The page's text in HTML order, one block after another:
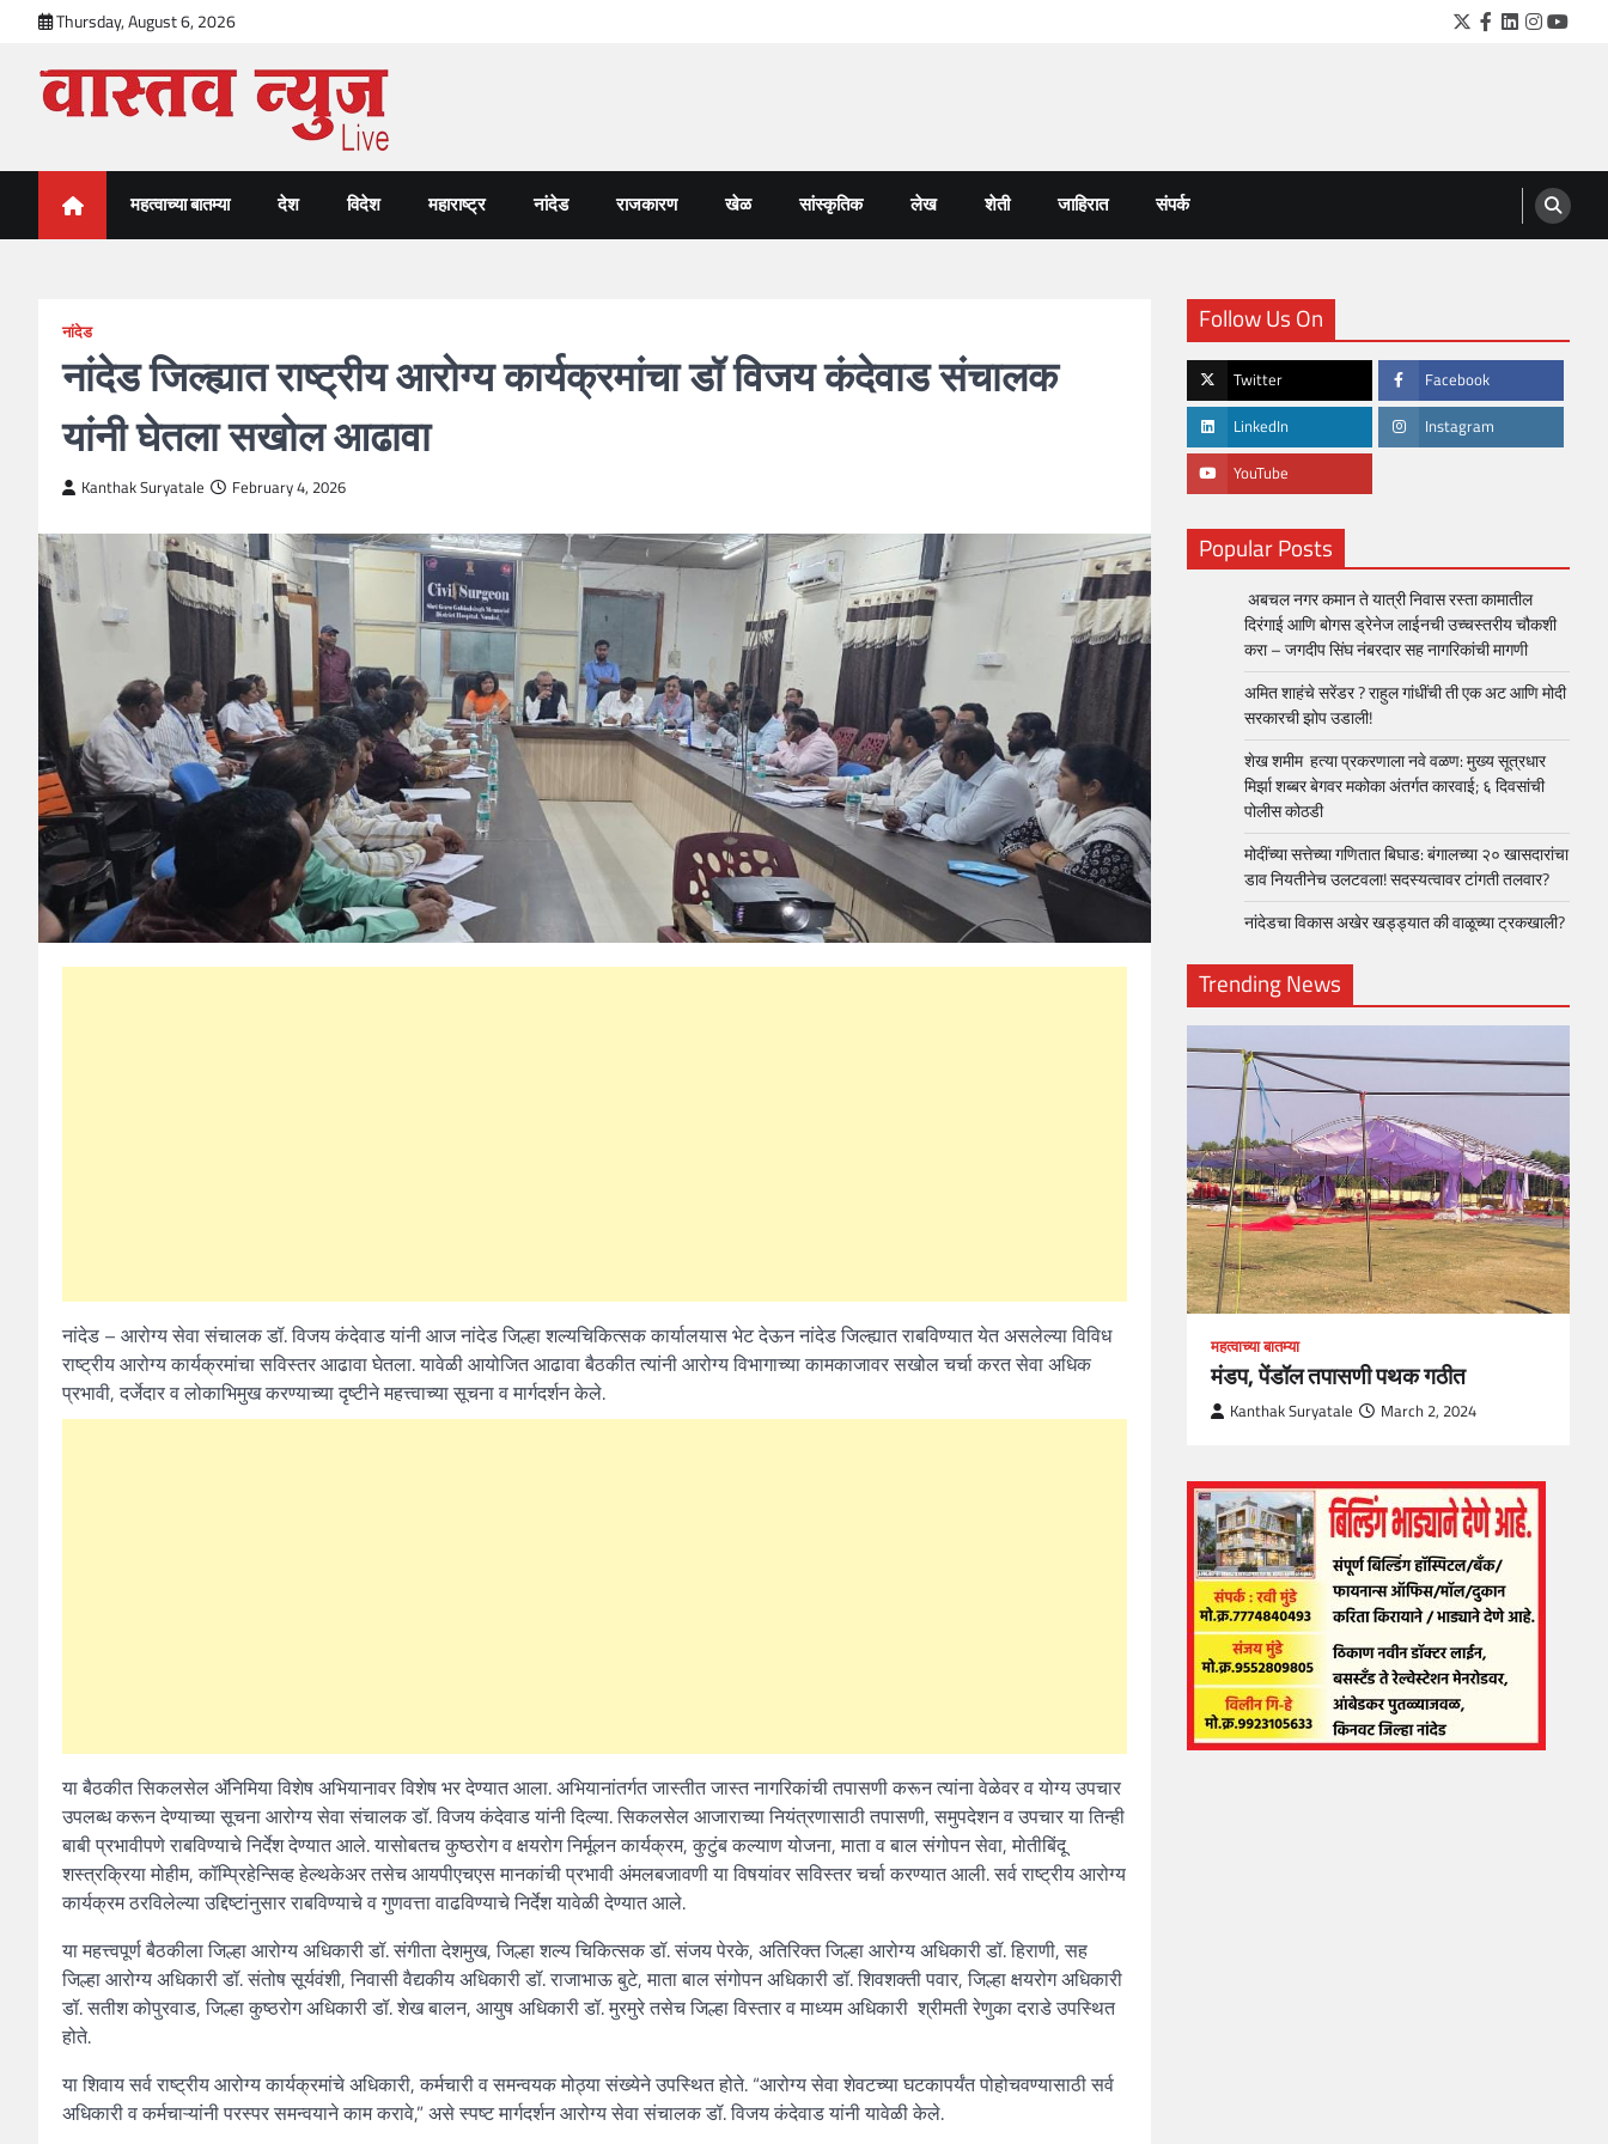
content
Thursday, August 6, 2026 Twitter
Facebook
LinkedIn
VastavNEWSLive.com
महत्वाच्या बातम्या देश विदेश महाराष्ट्र नांदेड राजकारण खेळ सांस्कृतिक लेख शेती जाहिरात संपर्क
नांदेड
नांदेड जिल्ह्यात राष्ट्रीय आरोग्य कार्यक्रमांचा डॉ विजय कंदेवाड संचालक
यांनी घेतला सखोल आढावा
Kanthak Suryatale February 4, 2026
नांदेड – आरोग्य सेवा संचालक डॉ. विजय कंदेवाड यांनी आज नांदेड जिल्हा शल्यचिकित्सक कार्यालयास भेट देऊन नांदेड जिल्ह्यात राबविण्यात येत असलेल्या विविध
राष्ट्रीय आरोग्य कार्यक्रमांचा सविस्तर आढावा घेतला. यावेळी आयोजित आढावा बैठकीत त्यांनी आरोग्य विभागाच्या कामकाजावर सखोल चर्चा करत सेवा अधिक
प्रभावी, दर्जेदार व लोकाभिमुख करण्याच्या दृष्टीने महत्त्वाच्या सूचना व मार्गदर्शन केले.
या बैठकीत सिकलसेल अ‍ॅनिमिया विशेष अभियानावर विशेष भर देण्यात आला. अभियानांतर्गत जास्तीत जास्त नागरिकांची तपासणी करून त्यांना वेळेवर व योग्य उपचार
उपलब्ध करून देण्याच्या सूचना आरोग्य सेवा संचालक डॉ. विजय कंदेवाड यांनी दिल्या. सिकलसेल आजाराच्या नियंत्रणासाठी तपासणी, समुपदेशन व उपचार या तिन्ही
बाबी प्रभावीपणे राबविण्याचे निर्देश देण्यात आले. यासोबतच कुष्ठरोग व क्षयरोग निर्मूलन कार्यक्रम, कुटुंब कल्याण योजना, माता व बाल संगोपन सेवा, मोतीबिंदू
शस्त्रक्रिया मोहीम, कॉम्प्रिहेन्सिव्ह हेल्थकेअर तसेच आयपीएचएस मानकांची प्रभावी अंमलबजावणी या विषयांवर सविस्तर चर्चा करण्यात आली. सर्व राष्ट्रीय आरोग्य
कार्यक्रम ठरविलेल्या उद्दिष्टांनुसार राबविण्याचे व गुणवत्ता वाढविण्याचे निर्देश यावेळी देण्यात आले.
या महत्त्वपूर्ण बैठकीला जिल्हा आरोग्य अधिकारी डॉ. संगीता देशमुख, जिल्हा शल्य चिकित्सक डॉ. संजय पेरके, अतिरिक्त जिल्हा आरोग्य अधिकारी डॉ. हिराणी, सह
जिल्हा आरोग्य अधिकारी डॉ. संतोष सूर्यवंशी, निवासी वैद्यकीय अधिकारी डॉ. राजाभाऊ बुटे, माता बाल संगोपन अधिकारी डॉ. शिवशक्ती पवार, जिल्हा क्षयरोग अधिकारी
डॉ. सतीश कोपुरवाड, जिल्हा कुष्ठरोग अधिकारी डॉ. शेख बालन, आयुष अधिकारी डॉ. मुरमुरे तसेच जिल्हा विस्तार व माध्यम अधिकारी श्रीमती रेणुका दराडे उपस्थित
होते.
या शिवाय सर्व राष्ट्रीय आरोग्य कार्यक्रमांचे अधिकारी, कर्मचारी व समन्वयक मोठ्या संख्येने उपस्थित होते. “आरोग्य सेवा शेवटच्या घटकापर्यंत पोहोचवण्यासाठी सर्व
अधिकारी व कर्मचाऱ्यांनी परस्पर समन्वयाने काम करावे,” असे स्पष्ट मार्गदर्शन आरोग्य सेवा संचालक डॉ. विजय कंदेवाड यांनी यावेळी केले.
Follow Us On
Twitter Facebook
LinkedIn Instagram
YouTube
Popular Posts
अबचल नगर कमान ते यात्री निवास रस्ता कामातील
दिरंगाई आणि बोगस ड्रेनेज लाईनची उच्चस्तरीय चौकशी
करा – जगदीप सिंघ नंबरदार सह नागरिकांची मागणी
अमित शाहंचे सरेंडर ? राहुल गांधींची ती एक अट आणि मोदी
सरकारची झोप उडाली!
शेख शमीम हत्या प्रकरणाला नवे वळण: मुख्य सूत्रधार
मिर्झा शब्बर बेगवर मकोका अंतर्गत कारवाई; ६ दिवसांची
पोलीस कोठडी
मोदींच्या सत्तेच्या गणितात बिघाड: बंगालच्या २० खासदारांचा
डाव नियतीनेच उलटवला! सदस्यत्वावर टांगती तलवार?
नांदेडचा विकास अखेर खड्ड्यात की वाळूच्या ट्रकखाली?
Trending News
महत्वाच्या बातम्या
मंडप, पेंडॉल तपासणी पथक गठीत
Kanthak Suryatale March 2, 2024